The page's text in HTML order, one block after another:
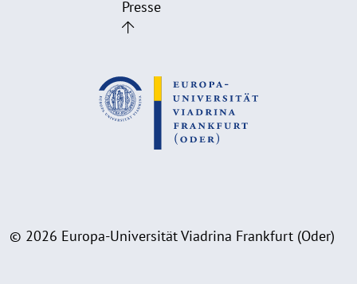
Presse
© 2026 Europa-Universität Viadrina Frankfurt (Oder)